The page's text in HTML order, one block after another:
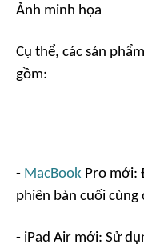
Ảnh minh họa
Cụ thể, các sản
gồm:
- MacBook Pro mới:
phiên bản cuối cùng
- iPad Air mới: Sử